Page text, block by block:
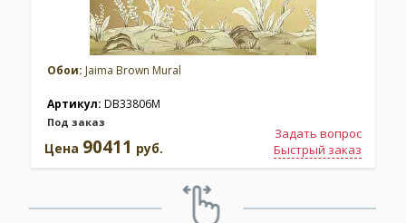
Обои: Jaima Brown Mural
Артикул: DB33806M
Под заказ
Задать вопрос
Быстрый заказ
Цена 90411 руб.